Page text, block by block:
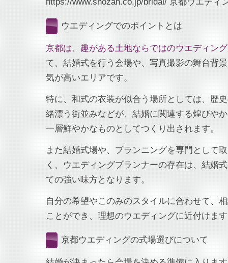
ウエディングでのポイントとは
京都は、趣がある土地ならではのウエディング
て、結婚式を行う会場や、写真撮影の舞台背
気が高いエリアです。
特に、和式の衣装が似合う場所としては、歴
緒漂う街並みなどが、結婚に関連する煌びや
一層鮮やかなものとしてつくり出されます。
また結婚式場や、プランニングを専門として
く、ウエディングプランナーの存在は、結婚
ての強い味方となります。
自分の希望やこのみのスタイルに合わせて、
ことができ、理想のウエディングに近付けま
京都ウエディングの式場選びについて